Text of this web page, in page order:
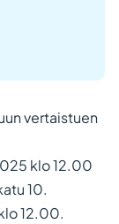
vertaistuen
klo 12.00
10.
12.00.